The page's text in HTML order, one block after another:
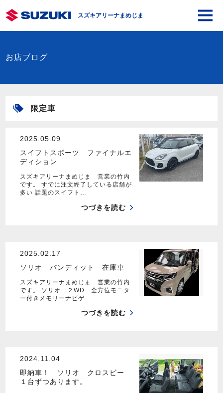
スズキアリーナまめじま
お店ブログ
限定車
2025.05.09
スイフトスポーツ ファイナルエ
ディション
スズキアリーナまめじま 営業の竹内
です。 すでに注文終了している店舗が
多い 話題のスイフト…
つづきを読む
2025.02.17
ソリオ バンディット 在庫車
スズキアリーナまめじま 営業の竹内
です。 ソリオ ２WD 全方位モニタ
ー付きメモリーナビゲ…
つづきを読む
2024.11.04
即納車！ ソリオ クロスビー
１台ずつあります。